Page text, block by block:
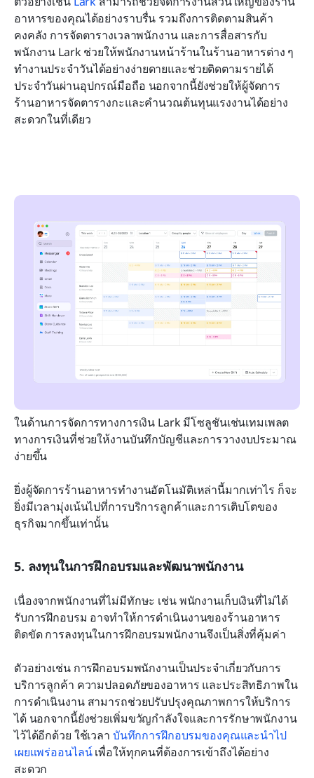
อาหารของคุณได้อย่างราบรื่น รวมถึงการติดตามสินค้า
คงคลัง การจัดตารางเวลาพนักงาน และการสื่อสารกับ
พนักงาน Lark ช่วยให้พนักงานหน้าร้านในร้านอาหารต่าง ๆ
ทำงานประจำวันได้อย่างง่ายดายและช่วยติดตามรายได้
ประจำวันผ่านอุปกรณ์มือถือ นอกจากนี้ยังช่วยให้ผู้จัดการ
ร้านอาหารจัดตารางกะและคำนวณต้นทุนแรงงานได้อย่าง
สะดวกในที่เดียว
ในด้านการจัดการทางการเงิน Lark มีโซลูชันเช่นเทมเพลต
ทางการเงินที่ช่วยให้งานบันทึกบัญชีและการวางงบประมาณ
ง่ายขึ้น
ยิ่งผู้จัดการร้านอาหารทำงานอัตโนมัติเหล่านี้มากเท่าไร ก็จะ
ยิ่งมีเวลามุ่งเน้นไปที่การบริการลูกค้าและการเติบโตของ
ธุรกิจมากขึ้นเท่านั้น
5. ลงทุนในการฝึกอบรมและพัฒนาพนักงาน
เนื่องจากพนักงานที่ไม่มีทักษะ เช่น พนักงานเก็บเงินที่ไม่ได้
รับการฝึกอบรม อาจทำให้การดำเนินงานของร้านอาหาร
ติดขัด การลงทุนในการฝึกอบรมพนักงานจึงเป็นสิ่งที่คุ้มค่า
ตัวอย่างเช่น การฝึกอบรมพนักงานเป็นประจำเกี่ยวกับการ
บริการลูกค้า ความปลอดภัยของอาหาร และประสิทธิภาพใน
การดำเนินงาน สามารถช่วยปรับปรุงคุณภาพการให้บริการ
ได้ นอกจากนี้ยังช่วยเพิ่มขวัญกำลังใจและการรักษาพนักงาน
ไว้ได้อีกด้วย ใช้เวลา บันทึกการฝึกอบรมของคุณและนำไป
เผยแพร่ออนไลน์ เพื่อให้ทุกคนที่ต้องการเข้าถึงได้อย่าง
สะดวก